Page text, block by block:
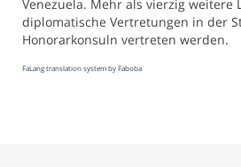
Venezuela. Mehr als vierzig weitere
diplomatische Vertretungen in der
Honorarkonsuln vertreten werden.
FaLang translation system by Faboba